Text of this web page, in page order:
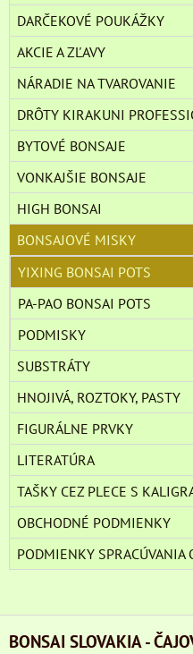
DARČEKOVÉ POUKÁŽKY
AKCIE A ZĽAVY
NÁRADIE NA TVAROVANIE
DRÔTY KIRAKUNI
BYTOVÉ BONSAJE
VONKAJŠIE BONSAJE
HIGH BONSAI
BONSAJOVÉ MISKY
YIXING BONSAI POTS
PA-PAO BONSAI POTS
PODMISKY
SUBSTRÁTY
HNOJIVÁ, ROZTOKY, PASTY
FIGURÁLNE PRVKY
LITERATÚRA
TAŠKY CEZ PLECE S
OBCHODNÉ PODMIENKY
PODMIENKY SPRACÚVANIA
BONSAI SLOVAKIA -